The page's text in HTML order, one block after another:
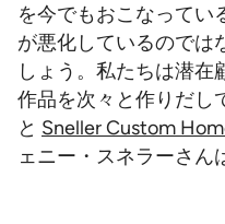
を今でもおこなってい
が悪化しているのでは
しょう。私たちは潜在
作品を次々と作りだし
と Sneller Custom
ェニー・スネラーさん